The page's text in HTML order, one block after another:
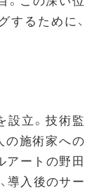
するために、
設立。技術監
の施術家への
アートの野田
導入後のサー